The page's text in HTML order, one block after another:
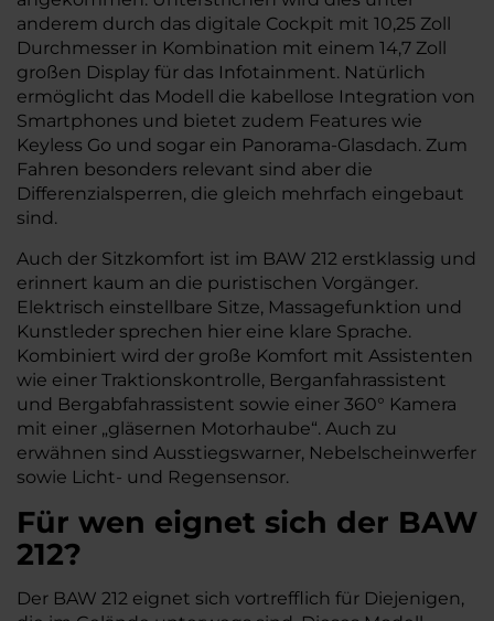
anderem durch das digitale Cockpit mit 10,25 Zoll
Durchmesser in Kombination mit einem 14,7 Zoll
großen Display für das Infotainment. Natürlich
ermöglicht das Modell die kabellose Integration von
Smartphones und bietet zudem Features wie
Keyless Go und sogar ein Panorama-Glasdach. Zum
Fahren besonders relevant sind aber die
Differenzialsperren, die gleich mehrfach eingebaut
sind.
Auch der Sitzkomfort ist im BAW 212 erstklassig und
erinnert kaum an die puristischen Vorgänger.
Elektrisch einstellbare Sitze, Massagefunktion und
Kunstleder sprechen hier eine klare Sprache.
Kombiniert wird der große Komfort mit Assistenten
wie einer Traktionskontrolle, Berganfahrassistent
und Bergabfahrassistent sowie einer 360° Kamera
mit einer „gläsernen Motorhaube“. Auch zu
erwähnen sind Ausstiegswarner, Nebelscheinwerfer
sowie Licht- und Regensensor.
Für wen eignet sich der BAW
212?
Der BAW 212 eignet sich vortrefflich für Diejenigen,